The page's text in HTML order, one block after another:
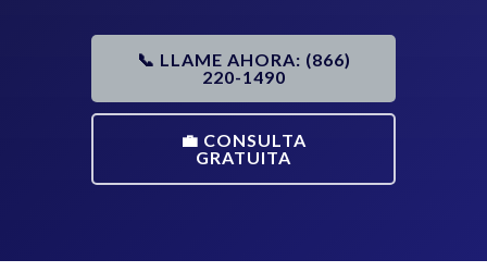
📞 LLAME AHORA: (866)
220-1490
💼 CONSULTA
GRATUITA